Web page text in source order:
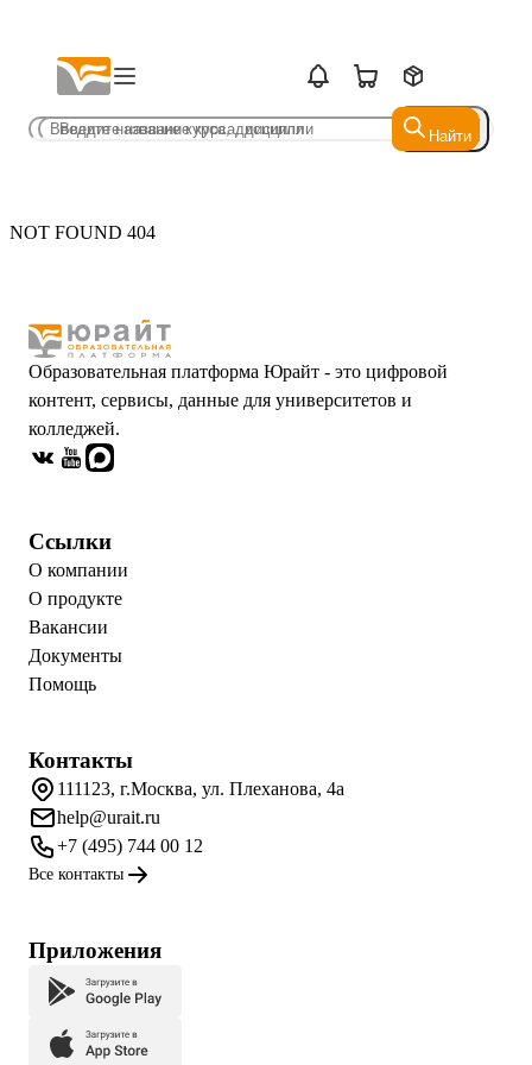
Найти
Найти
NOT FOUND 404
Образовательная платформа Юрайт - это цифровой
контент, сервисы, данные для университетов и
колледжей.
Ссылки
О компании
О продукте
Вакансии
Документы
Помощь
Контакты
111123, г.Москва, ул. Плеханова, 4а
help@urait.ru
+7 (495) 744 00 12
Все контакты
Приложения